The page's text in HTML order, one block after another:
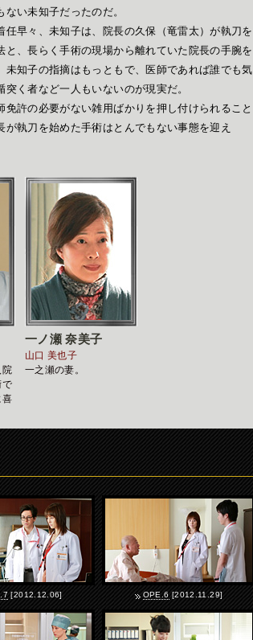
い未知子だったのだ。
早々、未知子は、院長の久保（竜雷太）が執刀を
、長らく手術の現場から離れていた院長の手腕を
知子の指摘はもっともで、医師であれば誰でも気
く者など一人もいないのが現実だ。
許の必要がない雑用ばかりを押し付けられること
執刀を始めた手術はとんでもない事態を迎え
院
で
喜
一ノ瀬 奈美子
山口 美也子
一之瀬の妻。
[2012.12.06] OPE.6[2012.11.29]